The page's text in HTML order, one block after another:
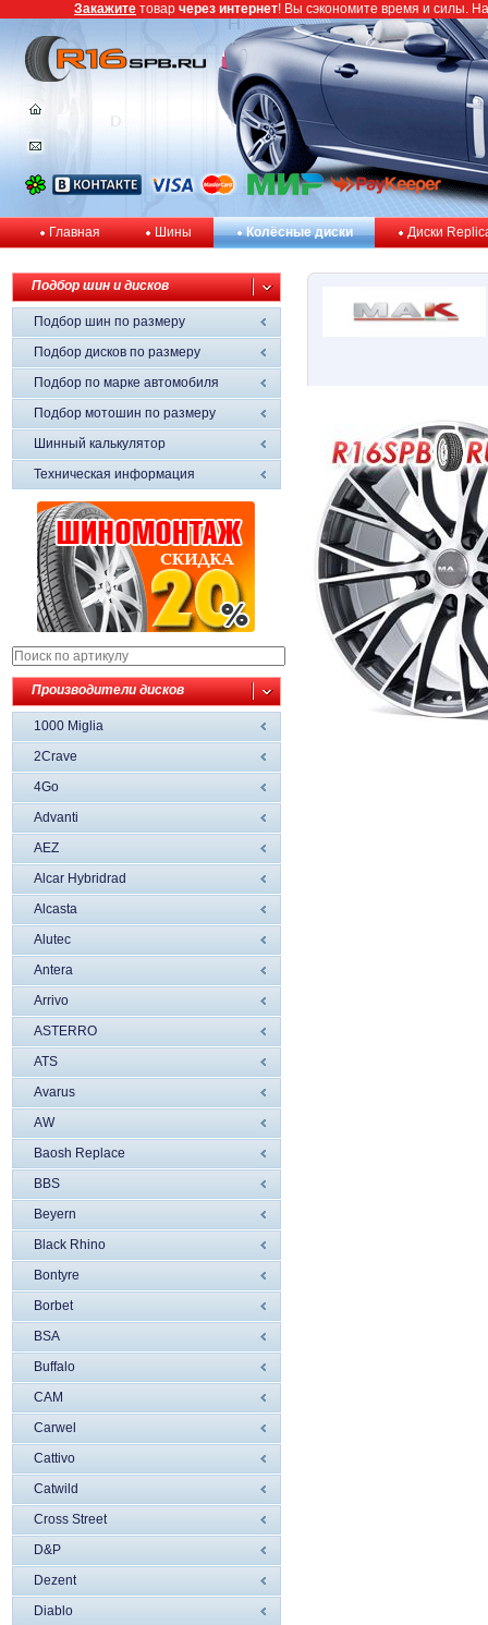
Главная Шины Колёсные диски Диски
Подбор шин и дисков
Подбор шин по размеру
Подбор дисков по размеру
Подбор по марке автомобиля
Подбор мотошин по размеру
Шинный калькулятор
Техническая информация
Производители дисков
1000 Miglia
2Crave
4Go
Advanti
AEZ
Alcar Hybridrad
Alcasta
Alutec
Antera
Arrivo
ASTERRO
ATS
Avarus
AW
Baosh Replace
BBS
Beyern
Black Rhino
Bontyre
Borbet
BSA
Buffalo
CAM
Carwel
Cattivo
Catwild
Cross Street
D&P
Dezent
Diablo
Закажите товар через интернет! Вы сэкономите время и силы.